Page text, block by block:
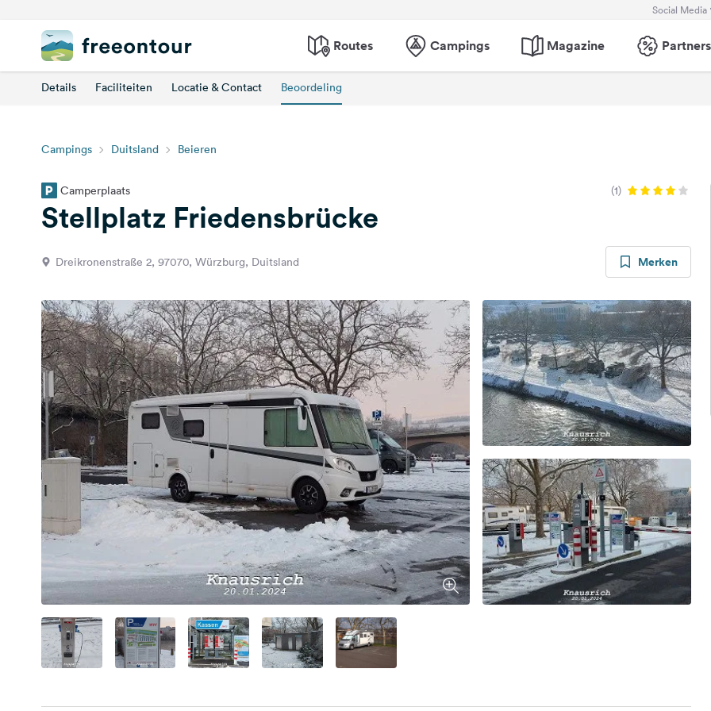
Social Media
Routes Campings Magazine Partners
Details Faciliteiten Locatie & Contact Beoordeling
Campings Duitsland Beieren
Camperplaats (1)
Stellplatz Friedensbrücke
Dreikronenstraße 2, 97070, Würzburg, Duitsland Merken